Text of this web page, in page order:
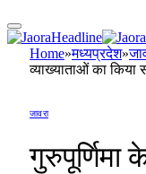
Home»मध्यप्रदेश»
व्याख्याताओं का किया
जावरा